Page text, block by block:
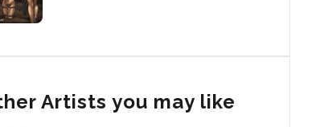
Artists you may like